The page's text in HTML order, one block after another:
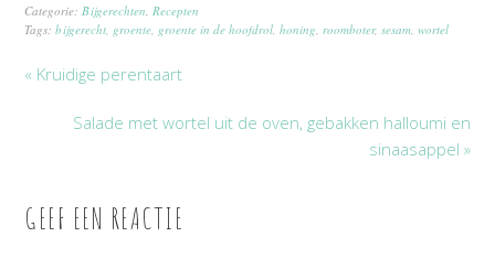
Categorie: Bijgerechten Recepten
Tags:bijgerecht groente groente in de hoofdrol ,honing roomboter,sesam ,wortel
« Kruidige perentaart
Salade met wortel uit de oven, gebakken halloumi en
sinaasappel »
GEEF EEN REACTIE